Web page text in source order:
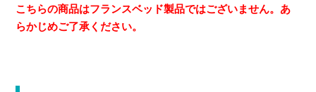
こちらの商品はフランスベッド製品ではございません。あ
らかじめご了承ください。